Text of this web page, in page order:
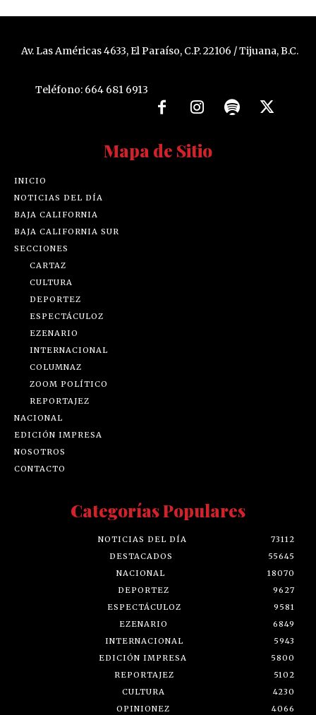
Av. Las Américas 4633, El Paraíso, C.P. 22106 / Tijuana, B.C.
Teléfono: 664 681 6913
Mapa de Sitio
INICIO
NOTICIAS DEL DÍA
BAJA CALIFORNIA
BAJA CALIFORNIA SUR
SECCIONES
CARTAZ
CULTURA
DEPORTEZ
ESPECTÁCULOZ
EZENARIO
INTERNACIONAL
COLUMNAZ
ZOOM POLÍTICO
REPORTAJEZ
NACIONAL
EDICIÓN IMPRESA
NOSOTROS
CONTACTO
Categorías Populares
NOTICIAS DEL DÍA
73112
DESTACADOS
55645
NACIONAL
18070
DEPORTEZ
9627
ESPECTÁCULOZ
9581
EZENARIO
6849
INTERNACIONAL
5943
EDICIÓN IMPRESA
5800
REPORTAJEZ
5102
CULTURA
4230
OPINIONEZ
4066